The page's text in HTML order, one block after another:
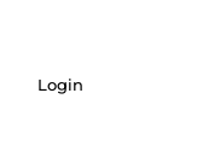
Login